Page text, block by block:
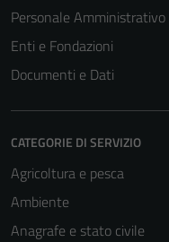
Personale Amministrativo
Enti e Fondazioni
Documenti e Dati
CATEGORIE DI SERVIZIO
Agricoltura e pesca
Ambiente
Anagrafe e stato civile